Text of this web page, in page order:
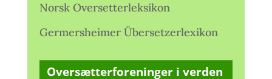
Norsk Oversetterleksikon
Germersheimer Übersetzerlexikon
Oversætterforeninger i verden